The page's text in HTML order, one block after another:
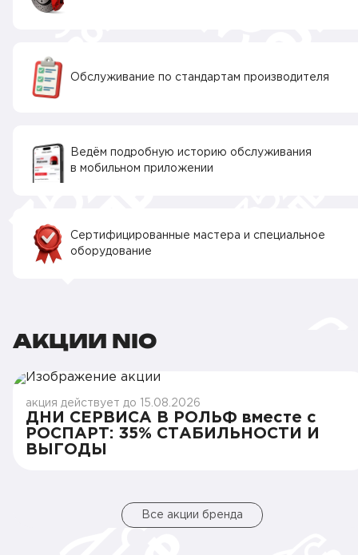
Обслуживание по стандартам производителя
Ведём подробную историю обслуживания
в мобильном приложении
Сертифицированные мастера и специальное
оборудование
АКЦИИ NIO
акция действует до 15.08.2026
ДНИ СЕРВИСА В РОЛЬФ вместе с
РОСПАРТ: 35% СТАБИЛЬНОСТИ И
ВЫГОДЫ
Все акции бренда